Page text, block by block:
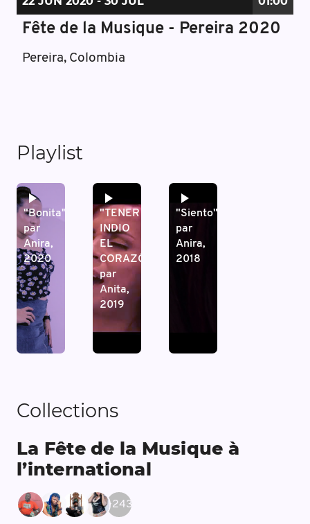
Fête de la Musique - Pereira 2020
Pereira, Colombia
Playlist
"Bonita"
par
Anira,
2020
"TENER
INDIO
EL
CORAZÓN"
par
Anita,
2019
"Siento"
par
Anira,
2018
Collections
La Fête de la Musique à
l’international
+243